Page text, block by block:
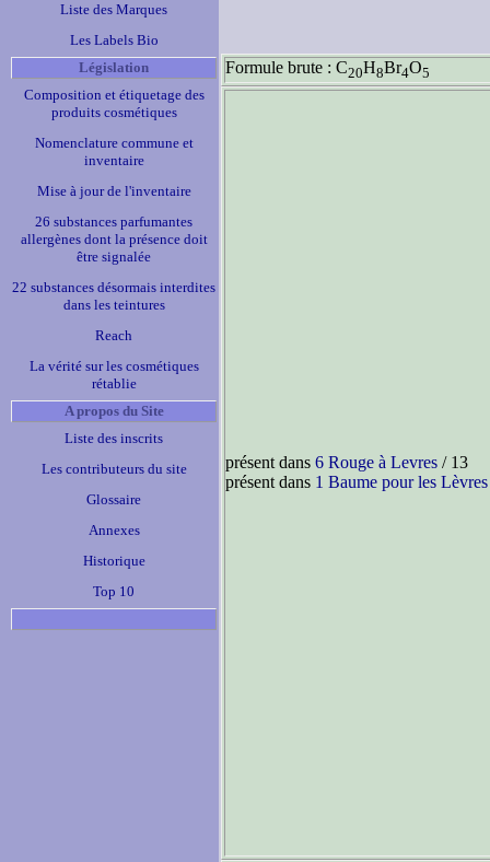
Liste des Marques
Les Labels Bio
Législation
Composition et étiquetage des
produits cosmétiques
Nomenclature commune et
inventaire
Mise à jour de l'inventaire
26 substances parfumantes
allergènes dont la présence doit
être signalée
22 substances désormais interdites
dans les teintures
Reach
La vérité sur les cosmétiques
rétablie
A propos du Site
Liste des inscrits
Les contributeurs du site
Glossaire
Annexes
Historique
Top 10
Formule brute : C20H8Br4O5
présent dans 6 Rouge à Levres / 13
présent dans 1 Baume pour les Lèvres